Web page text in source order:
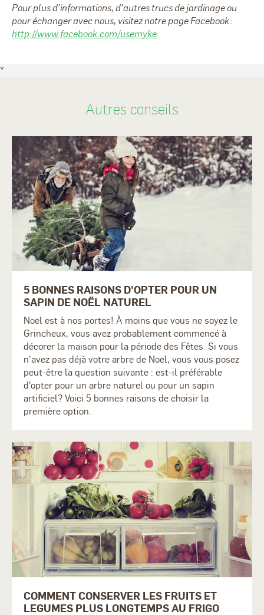
Pour plus d’informations, d’autres trucs de jardinage ou
pour échanger avec nous, visitez notre page Facebook :
http://www.facebook.com/usemyke
*
Autres conseils
5 BONNES RAISONS D'OPTER POUR UN
SAPIN DE NOËL NATUREL
Noël est à nos portes! À moins que vous ne soyez le
Grincheux, vous avez probablement commencé à
décorer la maison pour la période des Fêtes. Si vous
n'avez pas déjà votre arbre de Noël, vous vous posez
peut-être la question suivante : est-il préférable
d'opter pour un arbre naturel ou pour un sapin
artificiel? Voici 5 bonnes raisons de choisir la
première option.
COMMENT CONSERVER LES FRUITS ET
LEGUMES PLUS LONGTEMPS AU FRIGO